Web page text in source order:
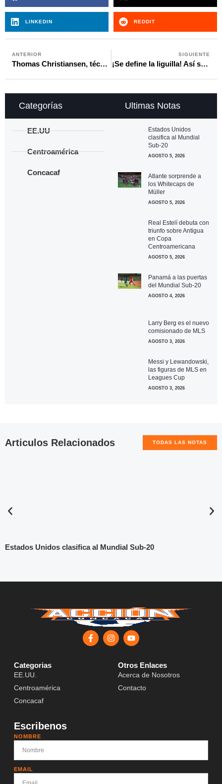
LINKEDIN REDDIT
ANTERIOR
Thomas Christiansen, técnico de Panamá, recibirá la ciudadanía panameña tras clasificar al Mundial
SIGUIENTE
¡Se define la liguilla! Así se jugará la jornada 22 en la Liga de Guatemala
Ultimas Notas
Estados Unidos
clasifica al Mundial
Sub-20
AGOSTO 5, 2026
Atlante sorprende a
los Whitecaps de
Müller
AGOSTO 5, 2026
Real Estelí debuta con
triunfo sobre Antigua
en Copa
Centroamericana
AGOSTO 5, 2026
Panamá a las puertas
del Mundial Sub-20
AGOSTO 4, 2026
Larry Berg es el nuevo
comisionado de MLS
AGOSTO 3, 2026
Messi y Lewandowski,
las figuras de MLS en
Leagues Cup
AGOSTO 3, 2026
Categorías
EE.UU
Centroamérica
Concacaf
Articulos Relacionados TODAS LAS NOTAS
Estados Unidos clasifica al Mundial Sub-20
Categorias
EE.UU.
Centroamérica
Concacaf
Otros Enlaces
Acerca de Nosotros
Contacto
Escribenos
NOMBRE
EMAIL